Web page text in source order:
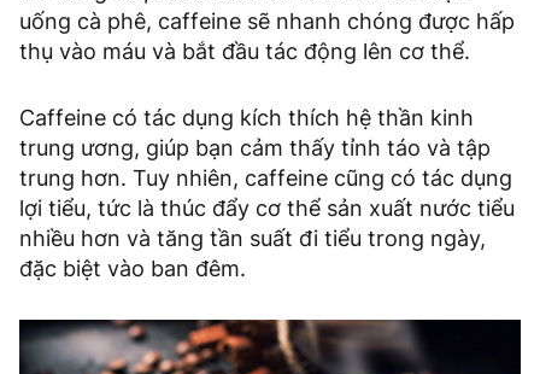
uống cà phê, caffeine sẽ nhanh chóng được hấp
thụ vào máu và bắt đầu tác động lên cơ thể.
Caffeine có tác dụng kích thích hệ thần kinh
trung ương, giúp bạn cảm thấy tỉnh táo và tập
trung hơn. Tuy nhiên, caffeine cũng có tác dụng
lợi tiểu, tức là thúc đẩy cơ thể sản xuất nước tiểu
nhiều hơn và tăng tần suất đi tiểu trong ngày,
đặc biệt vào ban đêm.